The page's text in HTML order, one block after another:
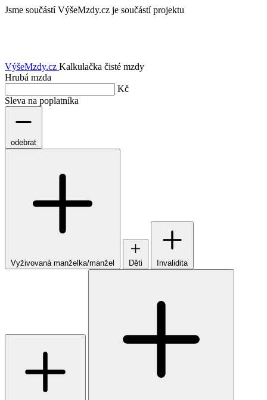
Jsme součástí VýšeMzdy.cz je součástí projektu
VýšeMzdy.cz Kalkulačka čisté mzdy
Hrubá mzda
Kč
Sleva na poplatníka
odebrat
Vyživovaná manželka/manžel Děti Invalidita